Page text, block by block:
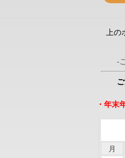
上
-
・年末
月